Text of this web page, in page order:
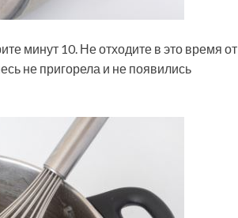
минут 10. Не отходите в это время от
не пригорела и не появились